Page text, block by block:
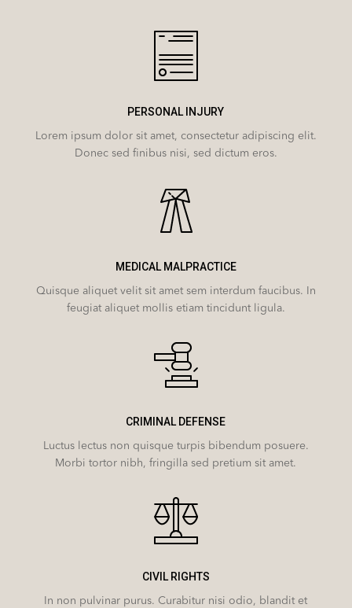
PERSONAL INJURY
Lorem ipsum dolor sit amet, consectetur adipiscing elit.
Donec sed finibus nisi, sed dictum eros.
MEDICAL MALPRACTICE
Quisque aliquet velit sit amet sem interdum faucibus. In
feugiat aliquet mollis etiam tincidunt ligula.
CRIMINAL DEFENSE
Luctus lectus non quisque turpis bibendum posuere.
Morbi tortor nibh, fringilla sed pretium sit amet.
CIVIL RIGHTS
In non pulvinar purus. Curabitur nisi odio, blandit et